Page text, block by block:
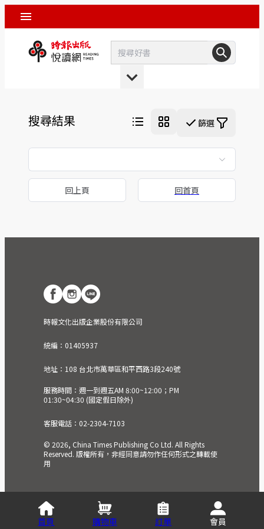
搜尋結果 篩選
回上頁 回首頁
時報文化出版企業股份有限公司
統編：01405937
地址：108 台北市萬華區和平西路3段240號
服務時間：週一到週五AM 8:00~12:00；PM
01:30~04:30 (國定假日除外)
客服電話：02-2304-7103
© 2026, China Times Publishing Co Ltd. All Rights
Reserved. 版權所有，非經同意請勿作任何形式之轉載使
用
首頁 購物車 訂單 會員